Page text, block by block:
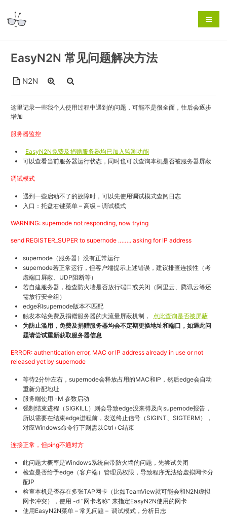
EasyN2N 常见问题解决方法
N2N
这里记录一些我个人使用过程中遇到的问题，可能不是很全面，往后会逐步
增加
服务器监控
EasyN2N免费及捐赠服务器均已加入监测功能
可以查看当前服务器运行状态，同时也可以查询本机是否被服务器屏蔽
调试模式
遇到一些启动不了的故障时，可以先使用调试模式查阅日志
入口：托盘右键菜单 – 高级 – 调试模式
WARNING: supernode not responding, now trying
send REGISTER_SUPER to supernode …….. asking for IP address
supernode（服务器）没有正常运行
supernode若正常运行，但客户端提示上述错误，建议排查连接性（考
虑端口屏蔽、UDP阻断等）
若自建服务器，检查防火墙是否放行端口或关闭（阿里云、腾讯云等还
需放行安全组）
edge和supernode版本不匹配
触发本站免费及捐赠服务器的大流量屏蔽机制，
点此查询是否被屏蔽
为防止滥用，免费及捐赠服务器均会不定期更换地址和端口，如遇此问
题请尝试重新获取服务器信息
ERROR: authentication error, MAC or IP address already in use or not
released yet by supernode
等待2分钟左右，supernode会释放占用的MAC和IP，然后edge会自动
重新分配地址
服务端使用 -M 参数启动
强制结束进程（SIGKILL）则会导致edge没来得及向supernode报告，
所以需要在结束edge进程前，发送终止信号（SIGINT、SIGTERM），
对应Windows命令行下则需以Ctrl+C结束
连接正常，但ping不通对方
此问题大概率是Windows系统自带防火墙的问题，先尝试关闭
检查是否给予edge（客户端）管理员权限，导致程序无法给虚拟网卡分
配IP
检查本机是否存在多张TAP网卡（比如TeamView就可能会和N2N虚拟
网卡冲突），使用 -d “网卡名称” 来指定EasyN2N使用的网卡
使用EasyN2N菜单 – 常见问题 – 调试模式，分析日志